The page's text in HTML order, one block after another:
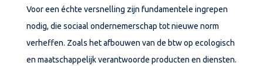
Voor een échte versnelling zijn fundamentele ingrepen
nodig, die sociaal ondernemerschap tot nieuwe norm
verheffen. Zoals het afbouwen van de btw op ecologisch
en maatschappelijk verantwoorde producten en diensten.